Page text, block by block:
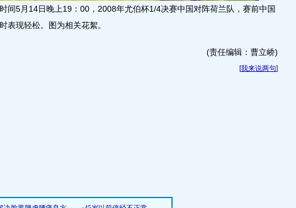
5月14日晚上19：00，2008年尤伯杯1/4决赛中国对阵荷兰队，赛前中国
表现轻松。图为相关花絮。
(责任编辑：曹立峤)
[我来说两句]